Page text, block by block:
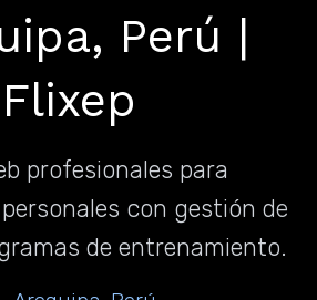
Perú |
Flixep
profesionales para
con gestión de
de entrenamiento.